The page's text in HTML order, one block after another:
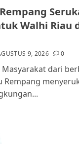
Pemko Batam
RW bukan
dan
Kader Pajak jadi
Pemerintah dan
Walhi Riau
9, 2026 0
Masyarakat dari
Rempang